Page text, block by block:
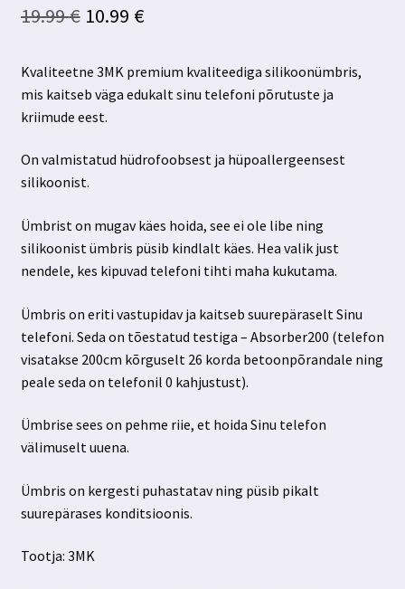
19.99€ Algne
oli:
19.99 €.
10.99 €Praegune
on:
Kvaliteetne 3MK premium kvaliteediga silikoonümbris,
mis kaitseb väga edukalt sinu telefoni põrutuste ja
kriimude eest.
On valmistatud hüdrofoobsest ja hüpoallergeensest
silikoonist.
Ümbrist on mugav käes hoida, see ei ole libe ning
silikoonist ümbris püsib kindlalt käes. Hea valik just
nendele, kes kipuvad telefoni tihti maha kukutama.
Ümbris on eriti vastupidav ja kaitseb suurepäraselt Sinu
telefoni. Seda on tõestatud testiga – Absorber200 (telefon
visatakse 200cm kõrguselt 26 korda betoonpõrandale ning
peale seda on telefonil 0 kahjustust).
Ümbrise sees on pehme riie, et hoida Sinu telefon
välimuselt uuena.
Ümbris on kergesti puhastatav ning püsib pikalt
suurepärases konditsioonis.
Tootja: 3MK